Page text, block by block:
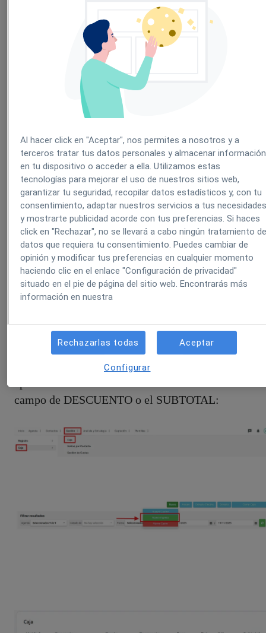
Para aplicar un descuento a un servicio lo podemos
hacer de varias formas.
Si es un servicio que está citado, podemos entrar en
la propia cita y editar el campo DESCUENTO, o
editar directamente el SUBTOTAL lo que hará que
se calcule de manera automática el % de descuento
correspondiente:
Si estamos realizando el cobro de un servicio desde
CAJA > NUEVO INGRESO, también podemos
campo de DESCUENTO o el SUBTOTAL:
Al hacer click en "Aceptar", nos permites a nosotros y a
terceros tratar tus datos personales y almacenar información
en tu dispositivo o acceder a ella. Utilizamos estas
tecnologías para mejorar el uso de nuestros sitios web,
garantizar tu seguridad, recopilar datos estadísticos y, con tu
consentimiento, adaptar nuestros servicios a tus
y mostrarte publicidad acorde con tus preferencias. Si haces
click en "Rechazar", no se llevará a cabo ningún tratamiento
datos que requiera tu consentimiento. Puedes cambiar de
opinión y modificar tus preferencias en cualquier momento
haciendo clic en el enlace "Configuración de privacidad"
situado en el pie de página del sitio web. Encontrarás más
información en nuestra
Rechazarlas todas Aceptar
Configurar